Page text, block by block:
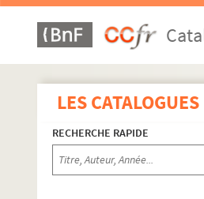
LES CATALOGUES
RECHERCHE RAPIDE
Fol. 325. « Lettres de
Fol. 326 vo. «
Fol. 329. « Réglement
Fol. 332. « Erection de la
Fol. 336. « Erection de
Fol. 340. « Certificat
Fol. 343. « Lettres
Fol. 344 vo. « Erection